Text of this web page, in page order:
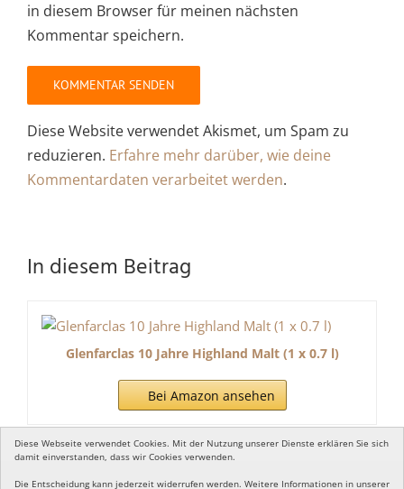
in diesem Browser für meinen nächsten
Kommentar speichern.
Diese Website verwendet Akismet, um Spam zu
reduzieren. Erfahre mehr darüber, wie deine
Kommentardaten verarbeitet werden.
In diesem Beitrag
Glenfarclas 10 Jahre Highland Malt (1 x 0.7 l)
Bei Amazon ansehen
Copyright 2018 | All Rights Reserved |Impressum|Datenschutz
Diese Webseite verwendet Cookies. Mit der Nutzung unserer Dienste erklären Sie sich
damit einverstanden, dass wir Cookies verwenden.
Die Entscheidung kann jederzeit widerrufen werden. Weitere Informationen in unserer